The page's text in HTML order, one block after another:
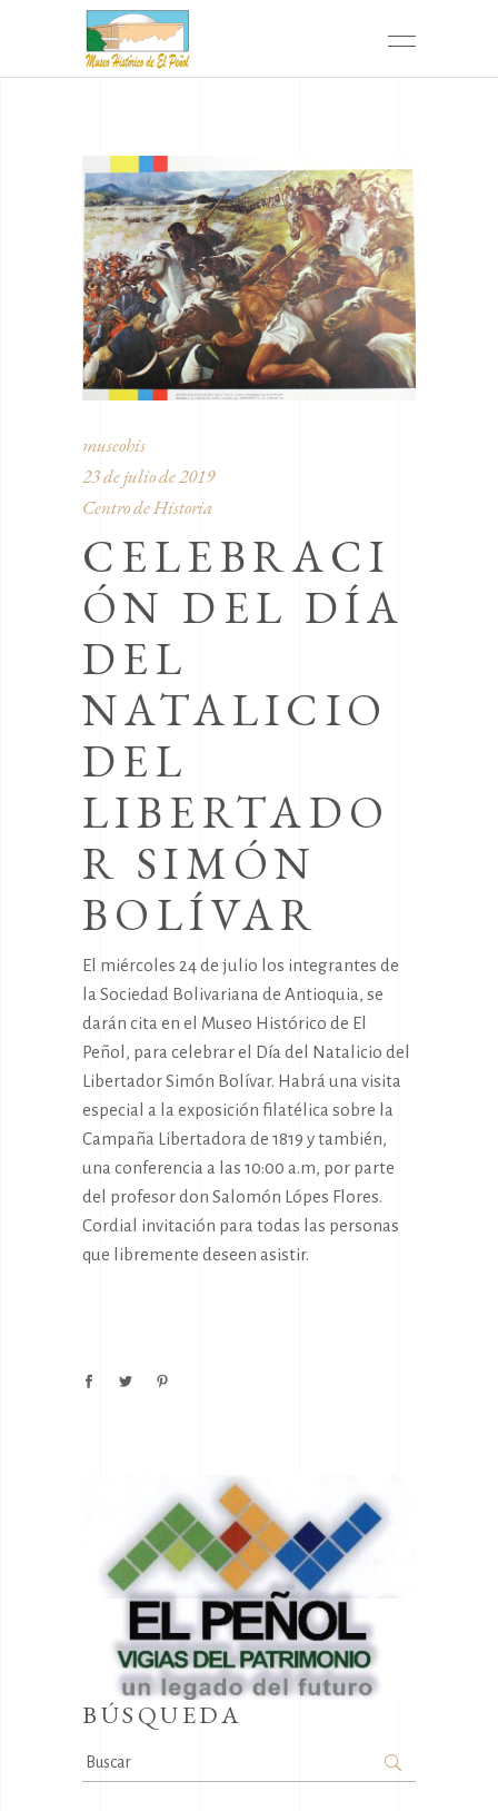
museohis
23 de julio de 2019
Centro de Historia
CELEBRACI
ÓN DEL DÍA
DEL
NATALICIO
DEL
LIBERTADO
R SIMÓN
BOLÍVAR
El miércoles 24 de julio los integrantes de
la Sociedad Bolivariana de Antioquia, se
darán cita en el Museo Histórico de El
Peñol, para celebrar el Día del Natalicio del
Libertador Simón Bolívar. Habrá una visita
especial a la exposición filatélica sobre la
Campaña Libertadora de 1819 y también,
una conferencia a las 10:00 a.m, por parte
del profesor don Salomón Lópes Flores.
Cordial invitación para todas las personas
que libremente deseen asistir.
BÚSQUEDA
Search
for: